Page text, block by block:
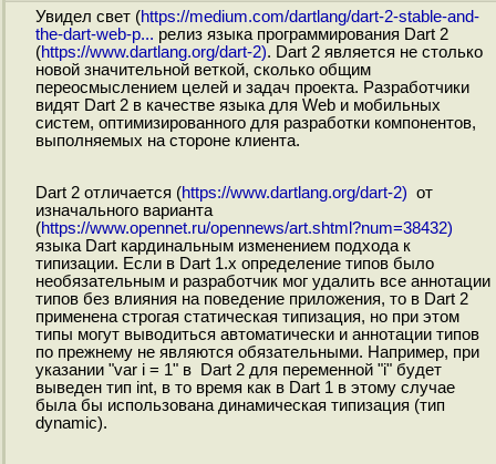
Увидел свет (https://medium.com/dartlang/dart-2-stable-and-
the-dart-web-p... релиз языка программирования Dart 2
(https://www.dartlang.org/dart-2). Dart 2 является не столько
новой значительной веткой, сколько общим
переосмыслением целей и задач проекта. Разработчики
видят Dart 2 в качестве языка для Web и мобильных
систем, оптимизированного для разработки компонентов,
выполняемых на стороне клиента.
Dart 2 отличается (https://www.dartlang.org/dart-2) от
изначального варианта
(https://www.opennet.ru/opennews/art.shtml?num=38432)
языка Dart кардинальным изменением подхода к
типизации. Если в Dart 1.x определение типов было
необязательным и разработчик мог удалить все аннотации
типов без влияния на поведение приложения, то в Dart 2
применена строгая статическая типизация, но при этом
типы могут выводиться автоматически и аннотации типов
по прежнему не являются обязательными. Например, при
указании "var i = 1" в Dart 2 для переменной "i" будет
выведен тип int, в то время как в Dart 1 в этому случае
была бы использована динамическая типизация (тип
dynamic).